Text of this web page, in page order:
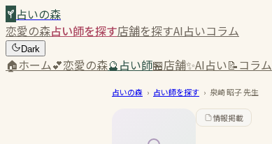
占いの森
恋愛の森占い師を探す店舗を探すAI占いコラム
Dark
🏠ホーム💕恋愛の森🔮占い師🏪店舗✨AI占い📝コラム
占いの森 › 占い師を探す › 泉崎 昭子先生
情報掲載